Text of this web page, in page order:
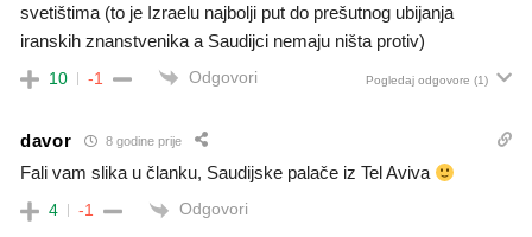
svetištima (to je Izraelu najbolji put do prešutnog ubijanja
iranskih znanstvenika a Saudijci nemaju ništa protiv)
10 -1 Odgovori Pogledaj odgovore (1)
davor 8 godine prije
Fali vam slika u članku, Saudijske palače iz Tel Aviva
4 -1 Odgovori